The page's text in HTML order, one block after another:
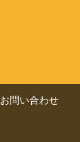
お問い合わせ